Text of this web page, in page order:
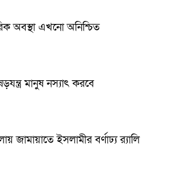
অবস্থা এখনো অনিশ্চিত
মানুষ নস্যাৎ করবে
জামায়াতে ইসলামীর বর্ণাঢ্য র‍্যালি